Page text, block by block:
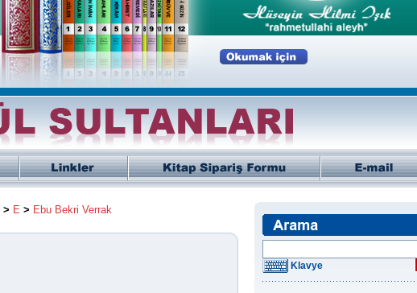
> E > Ebu Bekri Verrak
Klavye